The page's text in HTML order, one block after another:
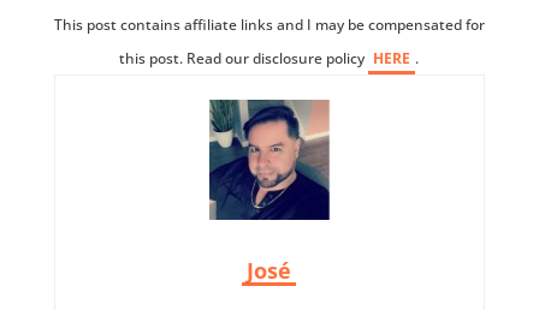
This post contains affiliate links and I may be compensated for
this post. Read our disclosure policy HERE .
José